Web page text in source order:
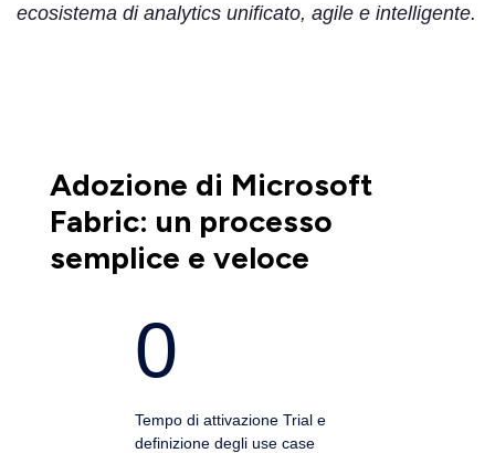
ecosistema di analytics unificato, agile e intelligente.
Adozione di Microsoft
Fabric: un processo
semplice e veloce
0
Tempo di attivazione Trial e
definizione degli use case